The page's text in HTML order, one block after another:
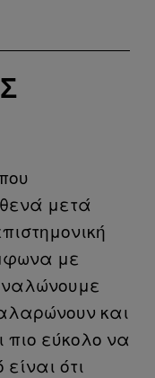
μετά
με
και
πιο εύκολο να
ότι